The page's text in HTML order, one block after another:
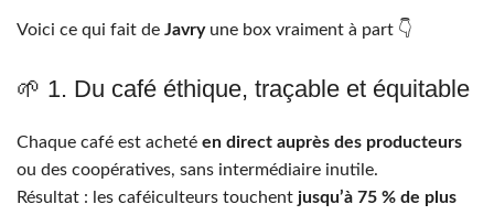
Voici ce qui fait de Javryune box vraiment à part 👇
🌱 1. Du café éthique, traçable et équitable
Chaque café est acheté en direct auprès des producteurs
ou des coopératives, sans intermédiaire inutile.
Résultat : les caféiculteurs touchent jusqu’à 75 % de plus